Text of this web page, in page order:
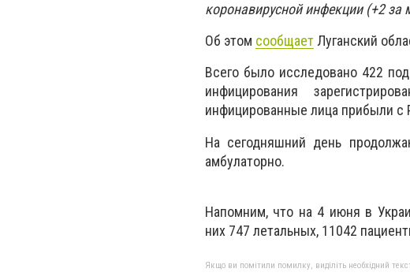
коронавирусной инфекции (+2 за
Об этом сообщает Луганский
Всего было исследовано 422
инфицирования
инфицированные лица прибыли с
На сегодняшний день
амбулаторно.
Напомним, что на 4 июня в
них 747 летальных, 11042
Якщо ви помітили помилку, виділіть необхідний